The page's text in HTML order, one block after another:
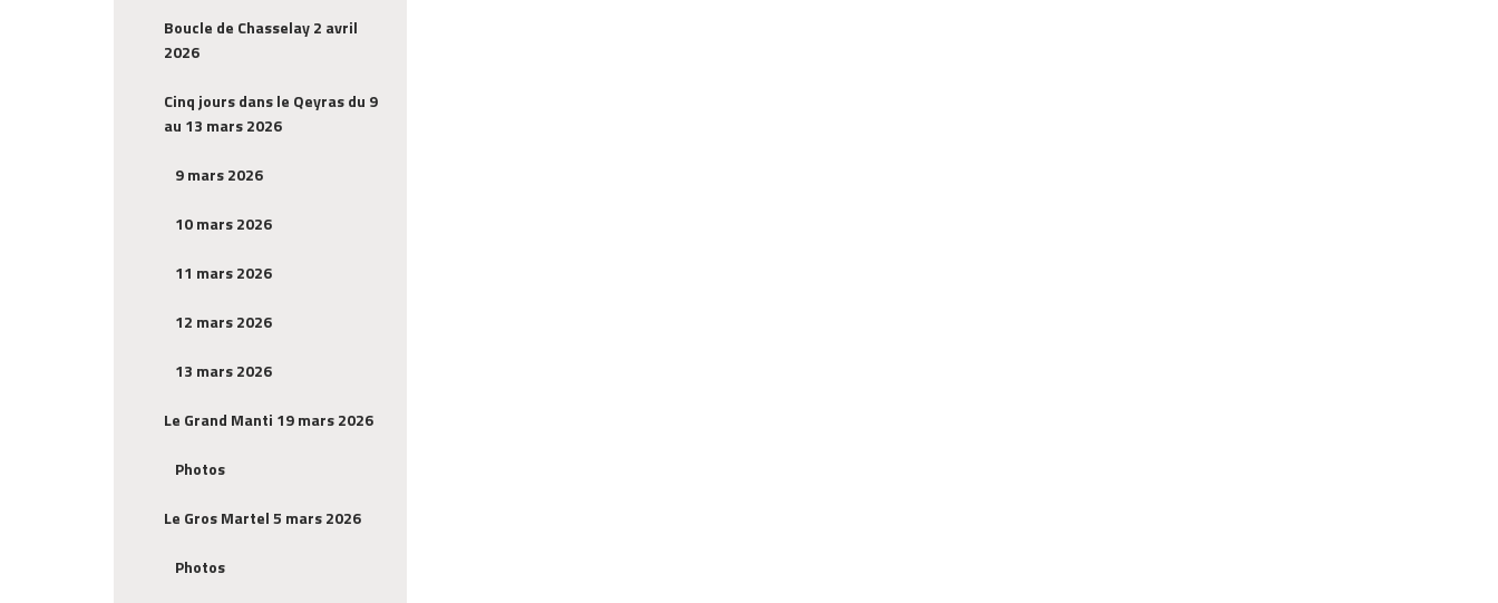
Boucle de Chasselay 2 avril
2026
Cinq jours dans le Qeyras du 9
au 13 mars 2026
9 mars 2026
10 mars 2026
11 mars 2026
12 mars 2026
13 mars 2026
Le Grand Manti 19 mars 2026
Photos
Le Gros Martel 5 mars 2026
Photos